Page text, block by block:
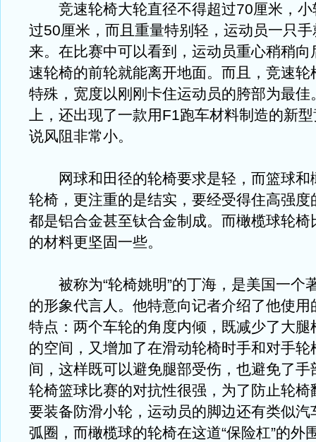
竞速轮椅大轮直径不得超过70厘米，小
过50厘米，而且重量特别轻，运动员一只
来。在比赛中可以看到，运动员重心稍稍向
速轮椅的前轮就能离开地面。而且，竞速轮
特殊，宽度以刚刚卡住运动员的胯部为最佳
上，还出现了一款用F1跑车材料制造的新
说风阻非常小。
网球和田径的轮椅要求是轻，而篮球和
轮椅，更注重的是结实，要经受得住高强度
都是铝合金甚至钛合金制成。而橄榄球轮椅
的材料更坚固一些。
被称为“轮椅姚明”的丁海，是美国一个
的形象代言人。他特意向记者介绍了他使用
特点：两个车轮的角度内倾，既减少了大腿
的空间，又增加了在滑动轮椅时手和对手轮
间，这样既可以避免腿部受伤，也避免了手
轮椅篮球比赛的对抗性很强，为了防止轮椅
要装备防滑小轮，运动员的脚边还有类似汽
弧圈，而橄榄球的轮椅在这道“保险杠”的外